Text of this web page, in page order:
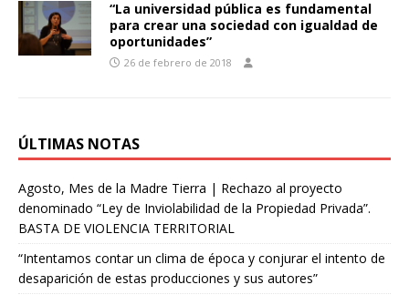
“La universidad pública es fundamental
para crear una sociedad con igualdad de
oportunidades”
26 de febrero de 2018
ÚLTIMAS NOTAS
Agosto, Mes de la Madre Tierra | Rechazo al proyecto
denominado “Ley de Inviolabilidad de la Propiedad Privada”.
BASTA DE VIOLENCIA TERRITORIAL
“Intentamos contar un clima de época y conjurar el intento de
desaparición de estas producciones y sus autores”